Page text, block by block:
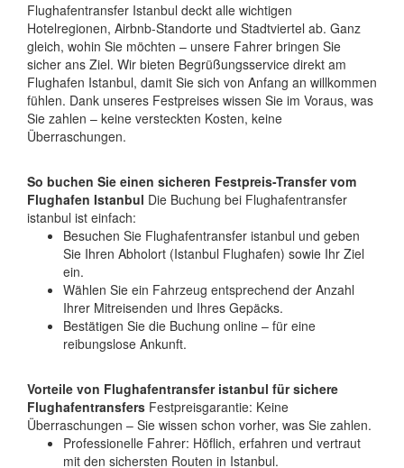
Flughafentransfer Istanbul deckt alle wichtigen
Hotelregionen, Airbnb-Standorte und Stadtviertel ab. Ganz
gleich, wohin Sie möchten – unsere Fahrer bringen Sie
sicher ans Ziel. Wir bieten Begrüßungsservice direkt am
Flughafen Istanbul, damit Sie sich von Anfang an willkommen
fühlen. Dank unseres Festpreises wissen Sie im Voraus, was
Sie zahlen – keine versteckten Kosten, keine
Überraschungen.
So buchen Sie einen sicheren Festpreis-Transfer vom
Flughafen Istanbul Die Buchung bei Flughafentransfer
istanbul ist einfach:
Besuchen Sie Flughafentransfer istanbul und geben
Sie Ihren Abholort (Istanbul Flughafen) sowie Ihr Ziel
ein.
Wählen Sie ein Fahrzeug entsprechend der Anzahl
Ihrer Mitreisenden und Ihres Gepäcks.
Bestätigen Sie die Buchung online – für eine
reibungslose Ankunft.
Vorteile von Flughafentransfer istanbul für sichere
Flughafentransfers Festpreisgarantie: Keine
Überraschungen – Sie wissen schon vorher, was Sie zahlen.
Professionelle Fahrer: Höflich, erfahren und vertraut
mit den sichersten Routen in Istanbul.